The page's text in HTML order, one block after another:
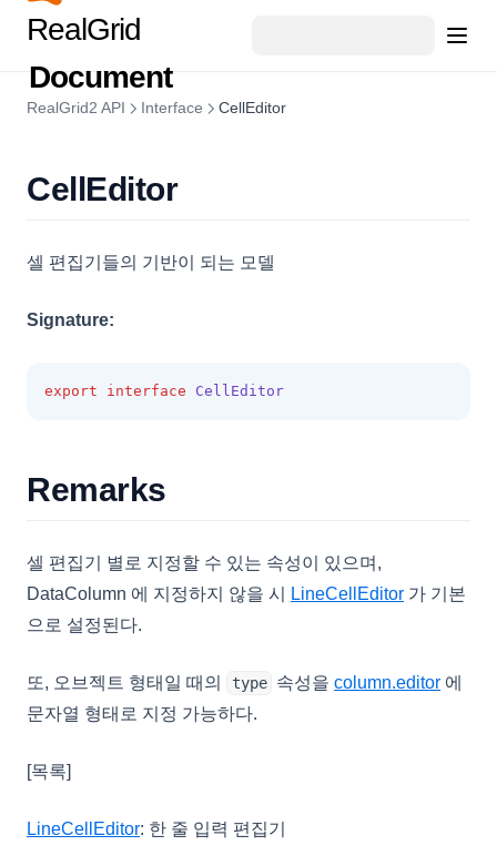
RealGrid
Document
RealGridJS에서 RealGrid2로의 전환
RealGrid2 API Interface CellEditor
CellEditor
셀 편집기들의 기반이 되는 모델
Signature:
export interface CellEditor
Remarks
셀 편집기 별로 지정할 수 있는 속성이 있으며,
DataColumn 에 지정하지 않을 시
LineCellEditor 가 기본
으로 설정된다.
또, 오브젝트 형태일 때의 type 속성을column.editor 에
문자열 형태로 지정 가능하다.
[목록]
LineCellEditor: 한 줄 입력 편집기